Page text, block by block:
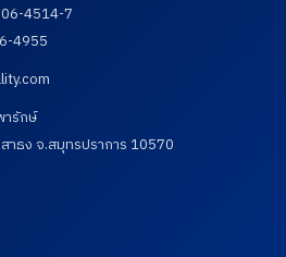
ภาพ และเฝ้าระวังความ
4514-7
4955
รักษ์
าธง จ.สมุทรปราการ 10570